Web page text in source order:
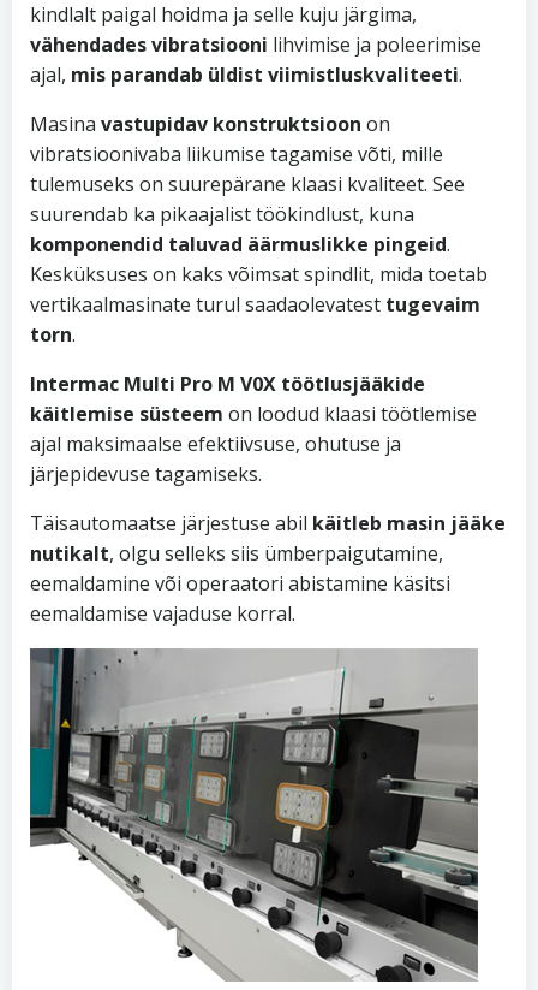
kindlalt paigal hoidma ja selle kuju järgima,
vähendades vibratsiooni lihvimise ja poleerimise
ajal, mis parandab üldist viimistluskvaliteeti.
Masina vastupidav konstruktsioon on
vibratsioonivaba liikumise tagamise võti, mille
tulemuseks on suurepärane klaasi kvaliteet. See
suurendab ka pikaajalist töökindlust, kuna
komponendid taluvad äärmuslikke pingeid.
Kesküksuses on kaks võimsat spindlit, mida toetab
vertikaalmasinate turul saadaolevatest tugevaim
torn.
Intermac Multi Pro M V0X töötlusjääkide
käitlemise süsteem on loodud klaasi töötlemise
ajal maksimaalse efektiivsuse, ohutuse ja
järjepidevuse tagamiseks.
Täisautomaatse järjestuse abil käitleb masin jääke
nutikalt, olgu selleks siis ümberpaigutamine,
eemaldamine või operaatori abistamine käsitsi
eemaldamise vajaduse korral.